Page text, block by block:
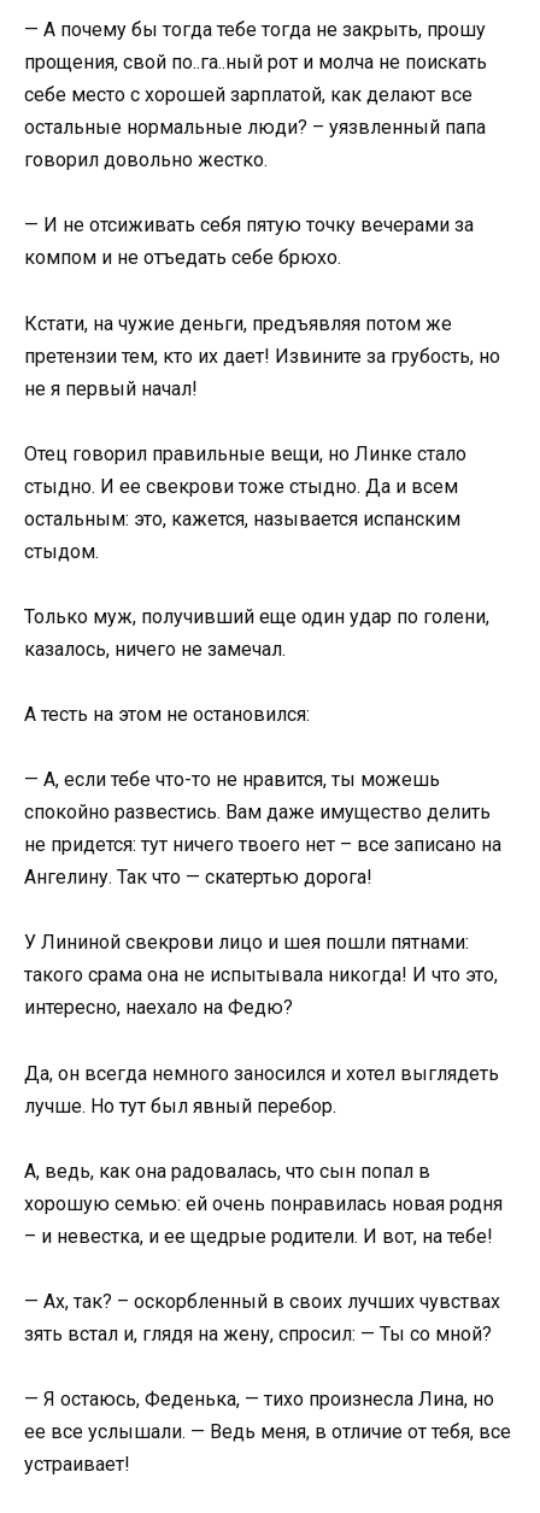
— А почему бы тогда тебе тогда не закрыть, прошу
прощения, свой по..га..ный рот и молча не поискать
себе место с хорошей зарплатой, как делают все
остальные нормальные люди? – уязвленный папа
говорил довольно жестко.
— И не отсиживать себя пятую точку вечерами за
компом и не отъедать себе брюхо.
Кстати, на чужие деньги, предъявляя потом же
претензии тем, кто их дает! Извините за грубость, но
не я первый начал!
Отец говорил правильные вещи, но Линке стало
стыдно. И ее свекрови тоже стыдно. Да и всем
остальным: это, кажется, называется испанским
стыдом.
Только муж, получивший еще один удар по голени,
казалось, ничего не замечал.
А тесть на этом не остановился:
— А, если тебе что-то не нравится, ты можешь
спокойно развестись. Вам даже имущество делить
не придется: тут ничего твоего нет – все записано на
Ангелину. Так что — скатертью дорога!
У Лининой свекрови лицо и шея пошли пятнами:
такого срама она не испытывала никогда! И что это,
интересно, наехало на Федю?
Да, он всегда немного заносился и хотел выглядеть
лучше. Но тут был явный перебор.
А, ведь, как она радовалась, что сын попал в
хорошую семью: ей очень понравилась новая родня
– и невестка, и ее щедрые родители. И вот, на тебе!
— Ах, так? – оскорбленный в своих лучших чувствах
зять встал и, глядя на жену, спросил: — Ты со мной?
— Я остаюсь, Феденька, — тихо произнесла Лина, но
ее все услышали. — Ведь меня, в отличие от тебя, все
устраивает!